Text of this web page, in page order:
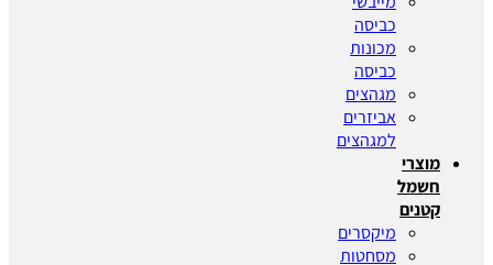
כביסה
מכונות
כביסה
מגהצים
אביזרים
למגהצים
מוצרי
חשמל
קטנים
מיקסרים
מסחטות